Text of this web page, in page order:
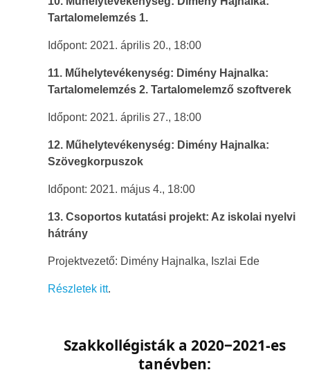
Tartalomelemzés 1.
Időpont: 2021. április 20., 18:00
11. Műhelytevékenység: Dimény Hajnalka:
Tartalomelemzés 2. Tartalomelemző szoftverek
Időpont: 2021. április 27., 18:00
12. Műhelytevékenység: Dimény Hajnalka:
Szövegkorpuszok
Időpont: 2021. május 4., 18:00
13. Csoportos kutatási projekt: Az iskolai nyelvi
hátrány
Projektvezető: Dimény Hajnalka, Iszlai Ede
Részletek itt.
Szakkollégisták a 2020‒2021-es
tanévben: